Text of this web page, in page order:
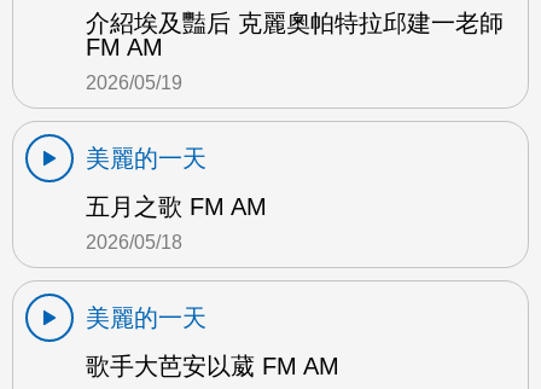
介紹埃及豔后 克麗奧帕特拉邱建一老師
FM AM
2026/05/19
美麗的一天
五月之歌 FM AM
2026/05/18
美麗的一天
歌手大芭安以葳 FM AM